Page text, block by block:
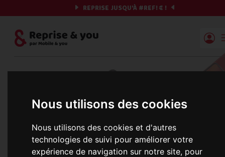
Nous utilisons des cookies
Nous utilisons des cookies et d'autres
technologies de suivi pour améliorer votre
expérience de navigation sur notre site, pour
REPRISE JUSQU'À #REF!€ !
Reprise | Mobile & you
Préparez votre chrono et vos informations,
c'est parti !